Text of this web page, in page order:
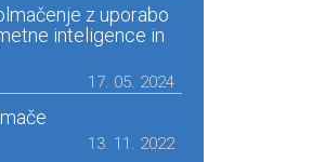
z uporabo
inteligence in
17. 05. 2024
13. 11. 2022